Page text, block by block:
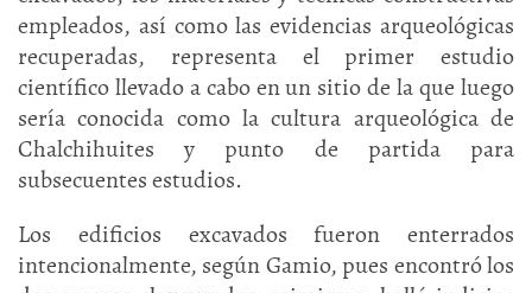
empleados, así como las evidencias arqueológicas
recuperadas, representa el primer estudio
científico llevado a cabo en un sitio de la que luego
sería conocida como la cultura arqueológica de
Chalchihuites y punto de partida para
subsecuentes estudios.
Los edificios excavados fueron enterrados
intencionalmente, según Gamio, pues encontró los